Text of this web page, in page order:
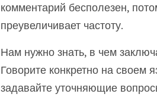
комментарий бесполезен,
преувеличивает частоту.
Нам нужно знать, в чем
Говорите конкретно на своем
задавайте уточняющие